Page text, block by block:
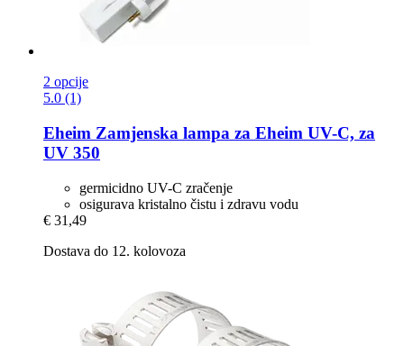
2 opcije
5.0 (1)
Eheim Zamjenska lampa za Eheim UV-​C, za
UV 350
germicidno UV-C zračenje
osigurava kristalno čistu i zdravu vodu
€ 31,49
Dostava do 12. kolovoza